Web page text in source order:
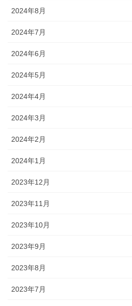
2024年8月
2024年7月
2024年6月
2024年5月
2024年4月
2024年3月
2024年2月
2024年1月
2023年12月
2023年11月
2023年10月
2023年9月
2023年8月
2023年7月